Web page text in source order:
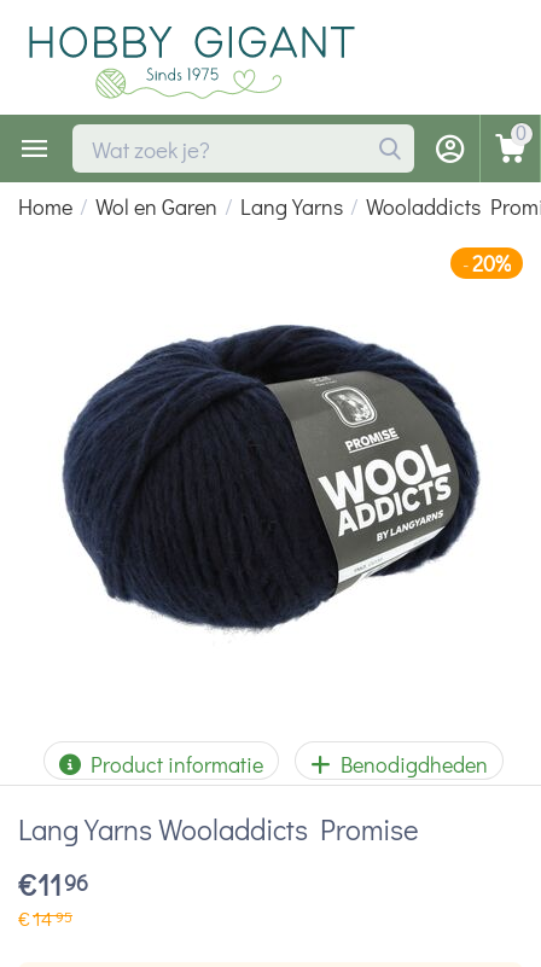
0
Home / Wol en Garen / Lang Yarns / Wooladdicts
-20%
Product informatie Benodigdheden
Lang Yarns Wooladdicts Promise
€1196
€1495